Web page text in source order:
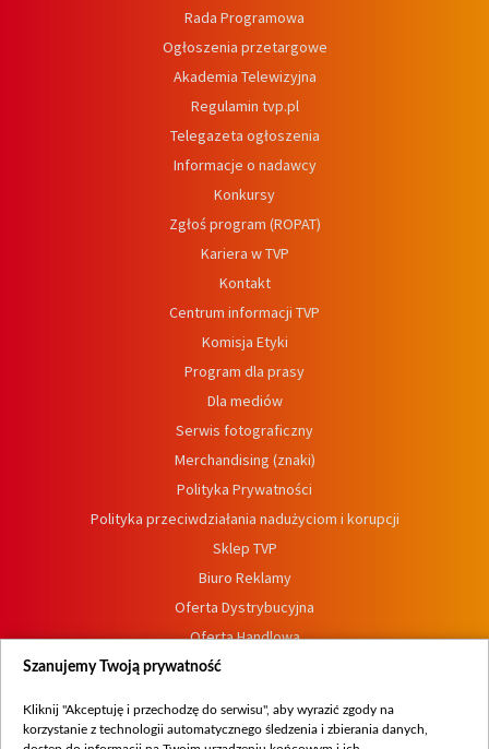
Rada Programowa
Ogłoszenia przetargowe
Akademia Telewizyjna
Regulamin tvp.pl
Telegazeta ogłoszenia
Informacje o nadawcy
Konkursy
Zgłoś program (ROPAT)
Kariera w TVP
Kontakt
Centrum informacji TVP
Komisja Etyki
Program dla prasy
Dla mediów
Serwis fotograficzny
Merchandising (znaki)
Polityka Prywatności
Polityka przeciwdziałania nadużyciom i korupcji
Sklep TVP
Biuro Reklamy
Oferta Dystrybucyjna
Oferta Handlowa
Dostępność
Procedura zgłoszeń wewnętrznych
Szanujemy Twoją prywatność
Kliknij "Akceptuję i przechodzę do serwisu", aby wyrazić zgody na
korzystanie z technologii automatycznego śledzenia i zbierania danych,